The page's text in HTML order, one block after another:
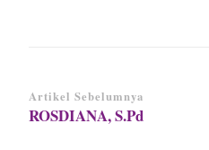
Navigasi
Artikel
Artikel Sebelumnya
ROSDIANA, S.Pd